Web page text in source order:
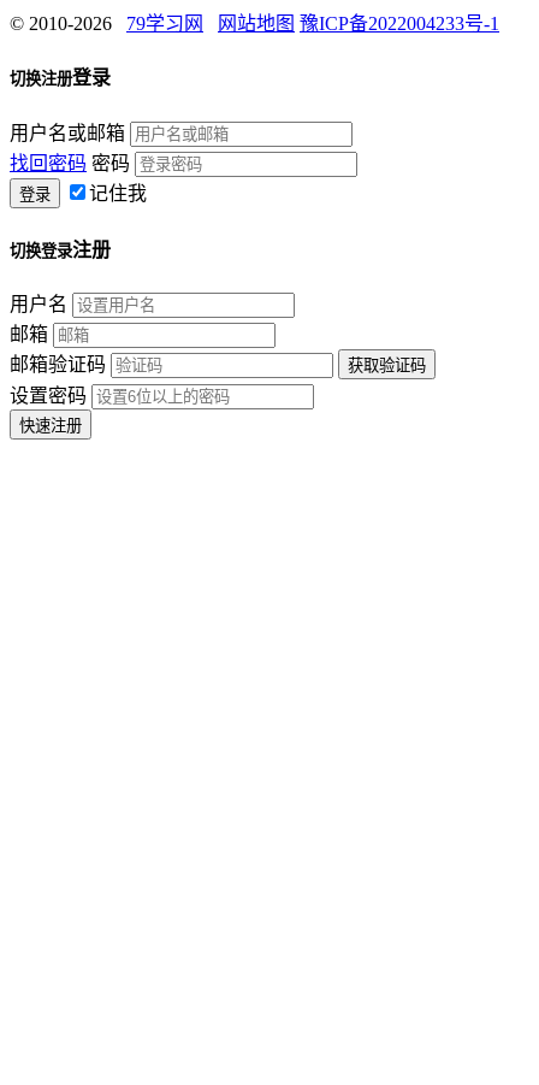
© 2010-2026 79学习网 网站地图 豫ICP备2022004233号-1
切换注册登录
用户名或邮箱
找回密码 密码
记住我
切换登录注册
用户名
邮箱
邮箱验证码
设置密码